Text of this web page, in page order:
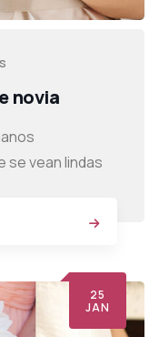
novia
se vean lindas
25
JAN